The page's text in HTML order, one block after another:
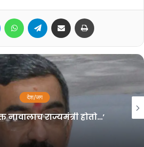
पोलिस कारवाईवर सर्वोच्च
टिप्पणी
July 27, 2026
आंदोलनाच्या कथित विदेशी
दिशाभूल; परराष्ट्र मंत्रालयाचा
July 26, 2026
MessengerWhatsAppTelegram Share via Email
देश/जग
नावालाच राज्यमंत्री होतो…’